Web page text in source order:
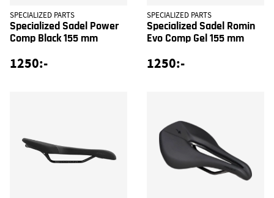
SPECIALIZED PARTS
Specialized Sadel Power
Comp Black 155 mm
1250:-
SPECIALIZED PARTS
Specialized Sadel Romin
Evo Comp Gel 155 mm
1250:-